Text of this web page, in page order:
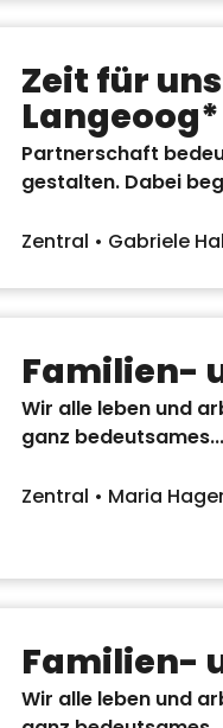
Zeit für
Langeoog*
Partnerschaft
gestalten. Dabei
Zentral • Gabriele
Familien-
Wir alle leben und
ganz bedeutsames...
Zentral • Maria
Familien-
Wir alle leben und